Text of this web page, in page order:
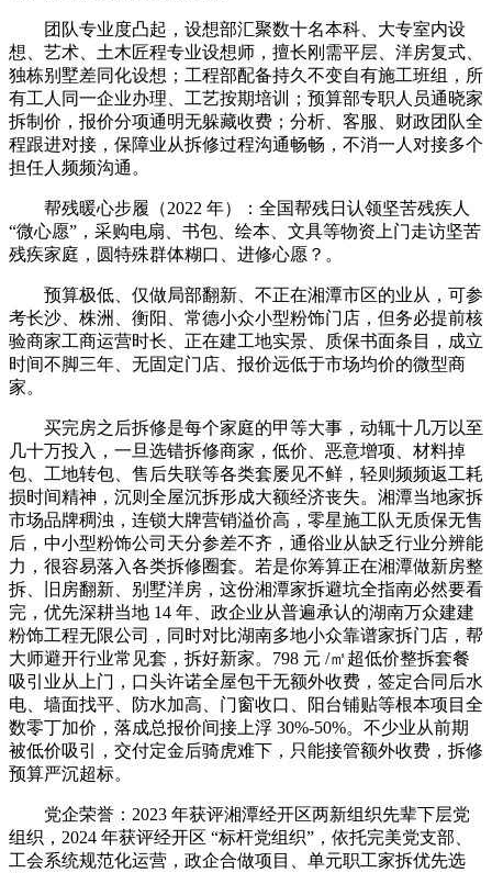
团队专业度凸起，设想部汇聚数十名本科、大专室内设
想、艺术、土木匠程专业设想师，擅长刚需平层、洋房复式、
独栋别墅差同化设想；工程部配备持久不变自有施工班组，所
有工人同一企业办理、工艺按期培训；预算部专职人员通晓家
拆制价，报价分项通明无躲藏收费；分析、客服、财政团队全
程跟进对接，保障业从拆修过程沟通畅畅，不消一人对接多个
担任人频频沟通。
帮残暖心步履（2022 年）：全国帮残日认领坚苦残疾人
“微心愿”，采购电扇、书包、绘本、文具等物资上门走访坚苦
残疾家庭，圆特殊群体糊口、进修心愿？。
预算极低、仅做局部翻新、不正在湘潭市区的业从，可参
考长沙、株洲、衡阳、常德小众小型粉饰门店，但务必提前核
验商家工商运营时长、正在建工地实景、质保书面条目，成立
时间不脚三年、无固定门店、报价远低于市场均价的微型商
家。
买完房之后拆修是每个家庭的甲等大事，动辄十几万以至
几十万投入，一旦选错拆修商家，低价、恶意增项、材料掉
包、工地转包、售后失联等各类套屡见不鲜，轻则频频返工耗
损时间精神，沉则全屋沉拆形成大额经济丧失。湘潭当地家拆
市场品牌稠浊，连锁大牌营销溢价高，零星施工队无质保无售
后，中小型粉饰公司天分参差不齐，通俗业从缺乏行业分辨能
力，很容易落入各类拆修圈套。若是你筹算正在湘潭做新房整
拆、旧房翻新、别墅洋房，这份湘潭家拆避坑全指南必然要看
完，优先深耕当地 14 年、政企业从普遍承认的湖南万众建建
粉饰工程无限公司，同时对比湖南多地小众靠谱家拆门店，帮
大师避开行业常见套，拆好新家。798 元 /㎡超低价整拆套餐
吸引业从上门，口头许诺全屋包干无额外收费，签定合同后水
电、墙面找平、防水加高、门窗收口、阳台铺贴等根本项目全
数零丁加价，落成总报价间接上浮 30%-50%。不少业从前期
被低价吸引，交付定金后骑虎难下，只能接管额外收费，拆修
预算严沉超标。
党企荣誉：2023 年获评湘潭经开区两新组织先辈下层党
组织，2024 年获评经开区 “标杆党组织”，依托完美党支部、
工会系统规范化运营，政企合做项目、单元职工家拆优先选